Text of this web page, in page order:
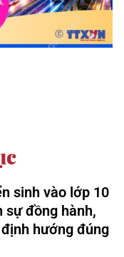
sinh vào lớp 10
sự đồng hành,
hướng đúng